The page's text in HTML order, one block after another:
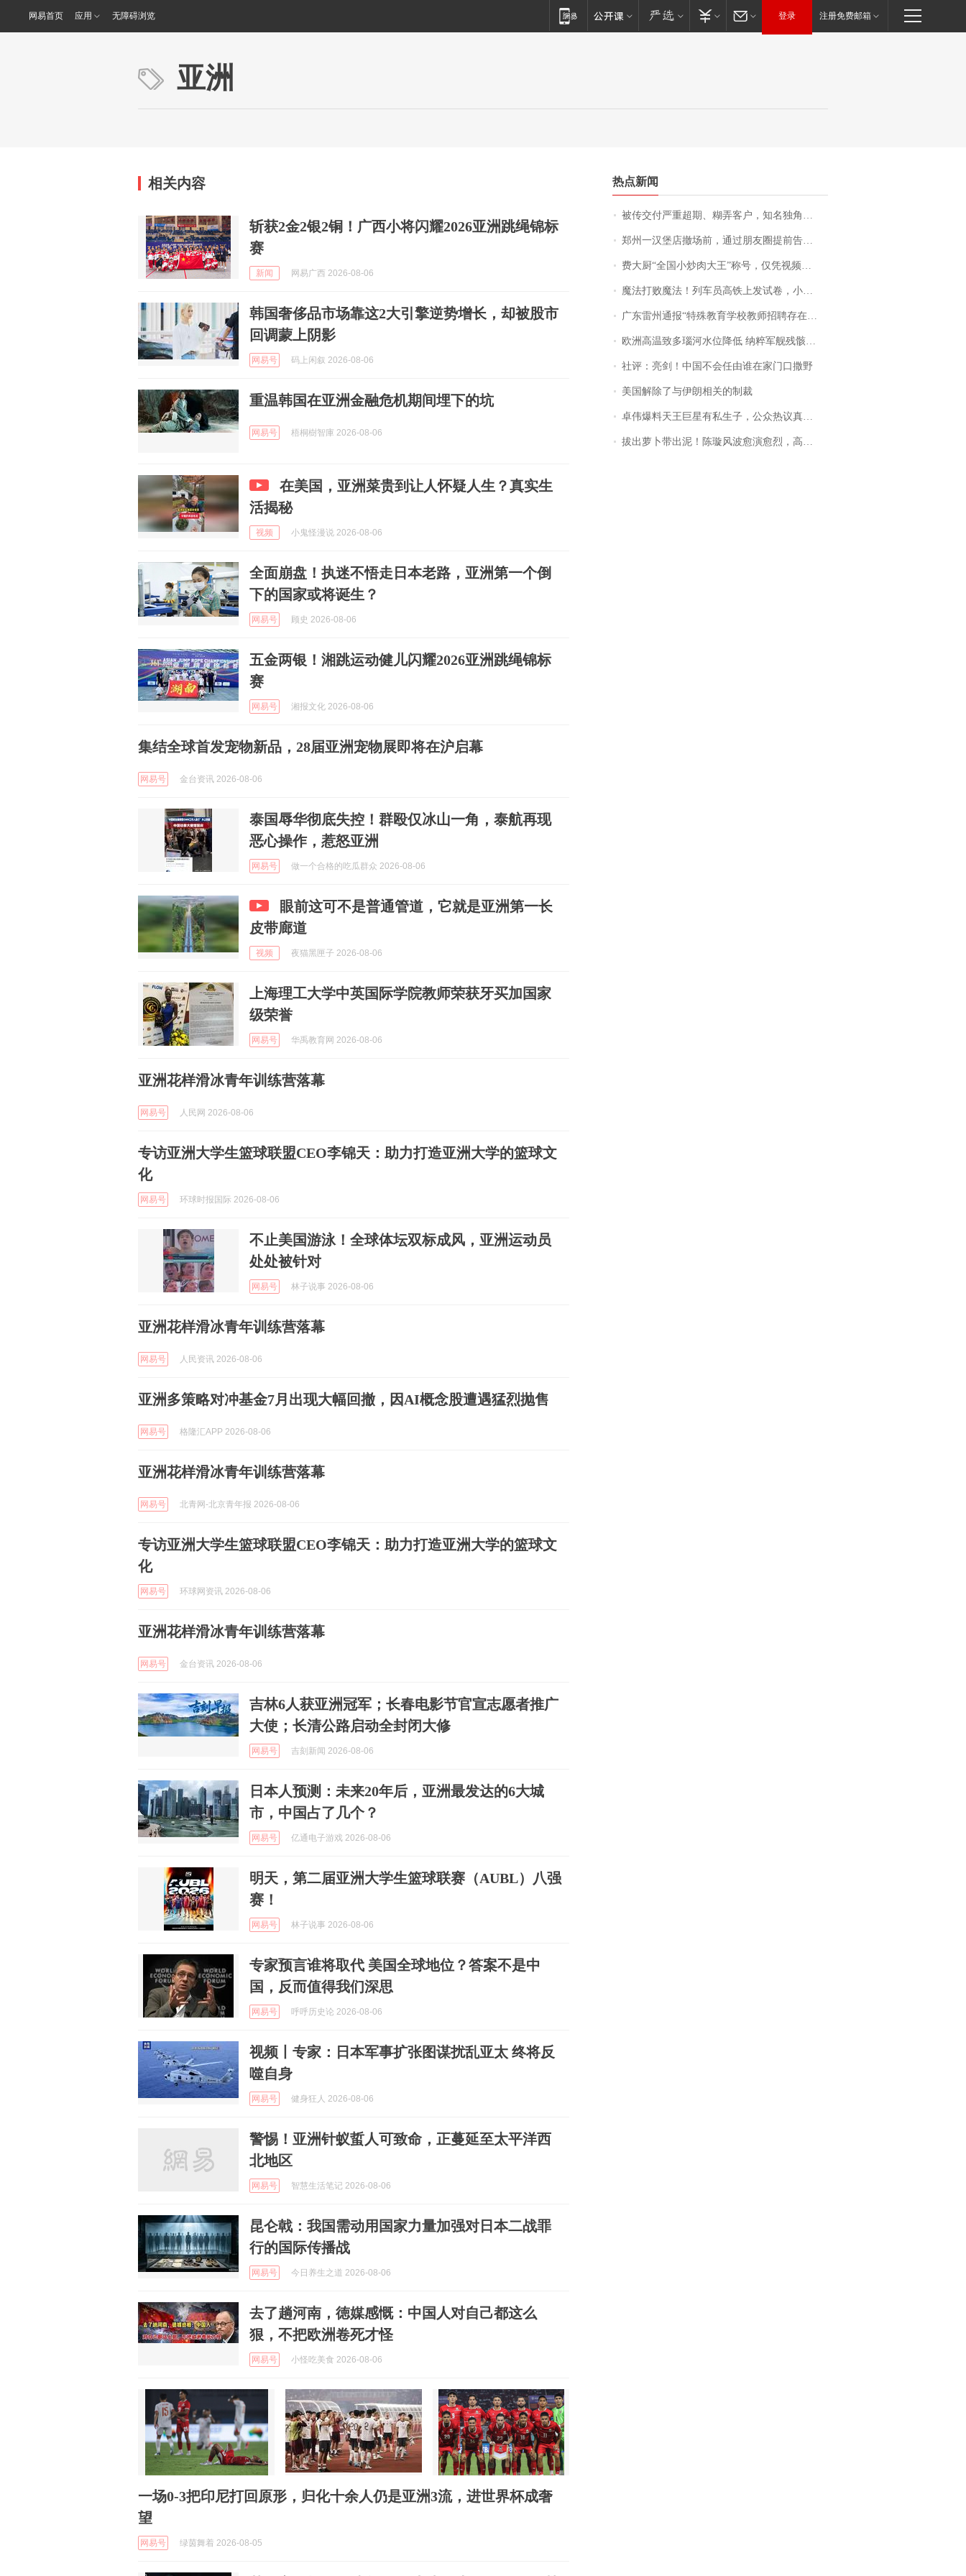
网易首页 应用 无障碍浏览 登录 注册免费邮箱
亚洲
相关内容
斩获2金2银2铜！广西小将闪耀2026亚洲跳绳锦标
赛
新闻 网易广西 2026-08-06
韩国奢侈品市场靠这2大引擎逆势增长，却被股市
回调蒙上阴影
网易号 码上闲叙 2026-08-06
重温韩国在亚洲金融危机期间埋下的坑
网易号 梧桐樹智庫 2026-08-06
在美国，亚洲菜贵到让人怀疑人生？真实生
活揭秘
视频 小鬼怪漫说 2026-08-06
全面崩盘！执迷不悟走日本老路，亚洲第一个倒
下的国家或将诞生？
网易号 顾史 2026-08-06
五金两银！湘跳运动健儿闪耀2026亚洲跳绳锦标
赛
网易号 湘报文化 2026-08-06
集结全球首发宠物新品，28届亚洲宠物展即将在沪启幕
网易号 金台资讯 2026-08-06
泰国辱华彻底失控！群殴仅冰山一角，泰航再现
恶心操作，惹怒亚洲
网易号 做一个合格的吃瓜群众 2026-08-06
眼前这可不是普通管道，它就是亚洲第一长
皮带廊道
视频 夜猫黑匣子 2026-08-06
上海理工大学中英国际学院教师荣获牙买加国家
级荣誉
网易号 华禹教育网 2026-08-06
亚洲花样滑冰青年训练营落幕
网易号 人民网 2026-08-06
专访亚洲大学生篮球联盟CEO李锦天：助力打造亚洲大学的篮球文
化
网易号 环球时报国际 2026-08-06
不止美国游泳！全球体坛双标成风，亚洲运动员
处处被针对
网易号 林子说事 2026-08-06
亚洲花样滑冰青年训练营落幕
网易号 人民资讯 2026-08-06
亚洲多策略对冲基金7月出现大幅回撤，因AI概念股遭遇猛烈抛售
网易号 格隆汇APP 2026-08-06
亚洲花样滑冰青年训练营落幕
网易号 北青网-北京青年报 2026-08-06
专访亚洲大学生篮球联盟CEO李锦天：助力打造亚洲大学的篮球文
化
网易号 环球网资讯 2026-08-06
亚洲花样滑冰青年训练营落幕
网易号 金台资讯 2026-08-06
吉林6人获亚洲冠军；长春电影节官宣志愿者推广
大使；长清公路启动全封闭大修
网易号 吉刻新闻 2026-08-06
日本人预测：未来20年后，亚洲最发达的6大城
市，中国占了几个？
网易号 亿通电子游戏 2026-08-06
明天，第二届亚洲大学生篮球联赛（AUBL）八强
赛！
网易号 林子说事 2026-08-06
专家预言谁将取代 美国全球地位？答案不是中
国，反而值得我们深思
网易号 呼呼历史论 2026-08-06
视频丨专家：日本军事扩张图谋扰乱亚太 终将反
噬自身
网易号 健身狂人 2026-08-06
警惕！亚洲针蚁蜇人可致命，正蔓延至太平洋西
北地区
网易号 智慧生活笔记 2026-08-06
昆仑戟：我国需动用国家力量加强对日本二战罪
行的国际传播战
网易号 今日养生之道 2026-08-06
去了趟河南，徳媒感慨：中国人对自己都这么
狠，不把欧洲卷死才怪
网易号 小怪吃美食 2026-08-06
一场0-3把印尼打回原形，归化十余人仍是亚洲3流，进世界杯成奢
望
网易号 绿茵舞着 2026-08-05
热点新闻
被传交付严重超期、糊弄客户，知名独角兽车企创始人回应：都没证据，将依法采取措施，“本人长期与美国交管局保持沟通，对方表示肯定”
郑州一汉堡店撤场前，通过朋友圈提前告知逐一退费，有顾客仅剩1元也全被退回，分文不少；顾客：言而有信，让人感动
费大厨“全国小炒肉大王”称号，仅凭视频评出？中国烹饪协会回应
魔法打败魔法！列车员高铁上发试卷，小朋友一秒静音，12306回应：列车员个人行为，不是铁路规定
广东雷州通报“特殊教育学校教师招聘存在违规行为”：已启动问责程序 副校长被停职
欧洲高温致多瑙河水位降低 纳粹军舰残骸重见天日
社评：亮剑！中国不会任由谁在家门口撒野
美国解除了与伊朗相关的制裁
卓伟爆料天王巨星有私生子，公众热议真假难辨，实锤何时到来？
拔出萝卜带出泥！陈璇风波愈演愈烈，高晓松、张铁林也被“揪出”